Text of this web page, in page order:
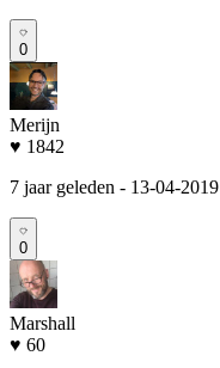
0
Merijn
♥ 1842
7 jaar geleden - 13-04-
0
Marshall
♥ 60